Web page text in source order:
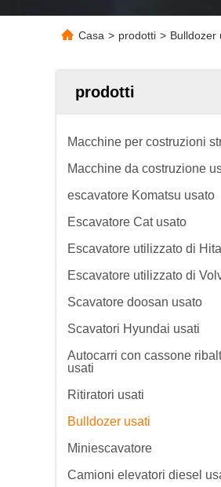
Casa > prodotti > Bulldozer
prodotti
Macchine per costruzioni
Macchine da costruzione
escavatore Komatsu usato
Escavatore Cat usato
Escavatore utilizzato di
Escavatore utilizzato di
Scavatore doosan usato
Scavatori Hyundai usati
Autocarri con cassone
usati
Ritiratori usati
Bulldozer usati
Miniescavatore
Camioni elevatori diesel